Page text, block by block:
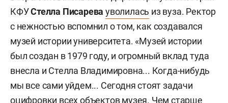
КФУСтелла Писарева уволилась из вуза. Ректор
с нежностью вспомнил о том, как создавался
музей истории университета. «Музей истории
был создан в 1979 году, и огромный вклад туда
внесла и Стелла Владимировна... Когда-нибудь
мы все сами уйдем... Сегодня стоят задачи
оцифровки всех объектов музея. Чем старше